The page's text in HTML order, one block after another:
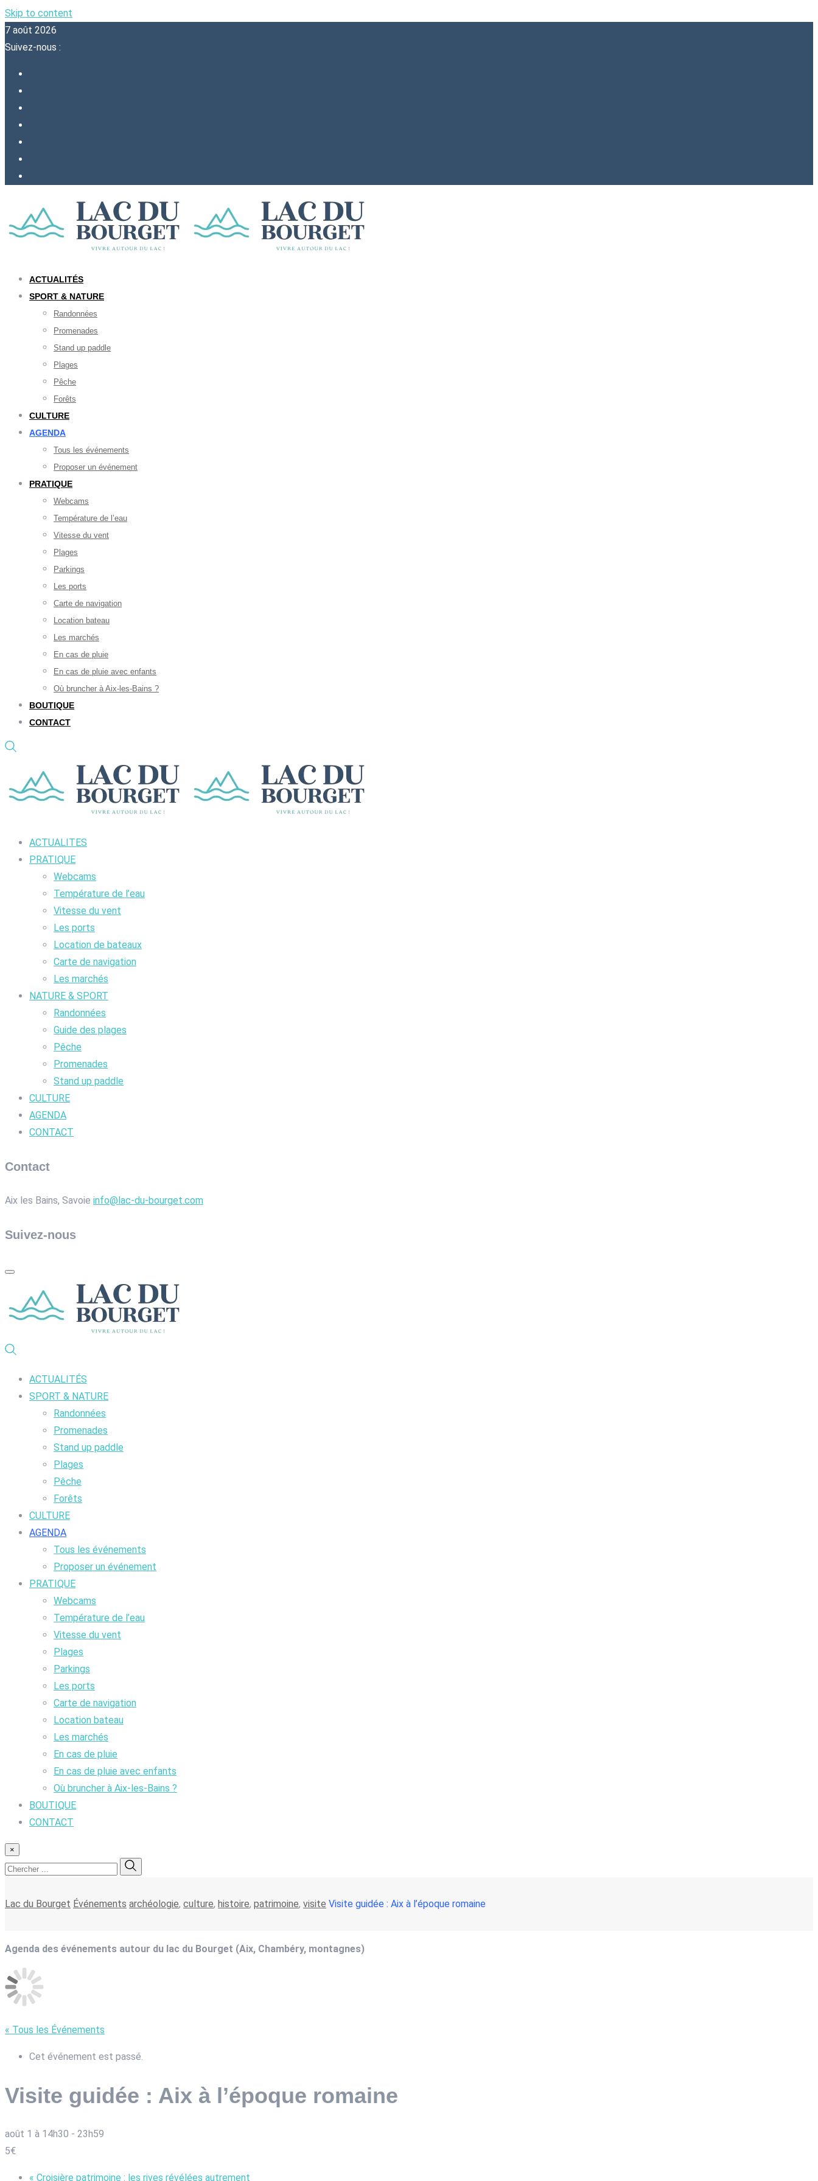
Skip to content
7 août 2026
Suivez-nous :
ACTUALITÉS
SPORT & NATURE
Randonnées
Promenades
Stand up paddle
Plages
Pêche
Forêts
CULTURE
AGENDA
Tous les événements
Proposer un événement
PRATIQUE
Webcams
Température de l’eau
Vitesse du vent
Plages
Parkings
Les ports
Carte de navigation
Location bateau
Les marchés
En cas de pluie
En cas de pluie avec enfants
Où bruncher à Aix-les-Bains ?
BOUTIQUE
CONTACT
ACTUALITES
PRATIQUE
Webcams
Température de l’eau
Vitesse du vent
Les ports
Location de bateaux
Carte de navigation
Les marchés
NATURE & SPORT
Randonnées
Guide des plages
Pêche
Promenades
Stand up paddle
CULTURE
AGENDA
CONTACT
Contact
Aix les Bains, Savoie info@lac-du-bourget.com
Suivez-nous
ACTUALITÉS
SPORT & NATURE
Randonnées
Promenades
Stand up paddle
Plages
Pêche
Forêts
CULTURE
AGENDA
Tous les événements
Proposer un événement
PRATIQUE
Webcams
Température de l’eau
Vitesse du vent
Plages
Parkings
Les ports
Carte de navigation
Location bateau
Les marchés
En cas de pluie
En cas de pluie avec enfants
Où bruncher à Aix-les-Bains ?
BOUTIQUE
CONTACT
×
Lac du Bourget Événements archéologie, culture, histoire, patrimoine, visite Visite guidée : Aix à l’époque romaine
Agenda des événements autour du lac du Bourget (Aix, Chambéry, montagnes)
« Tous les Événements
Cet événement est passé.
Visite guidée : Aix à l’époque romaine
août 1 à 14h30 - 23h59
5€
« Croisière patrimoine : les rives révélées autrement